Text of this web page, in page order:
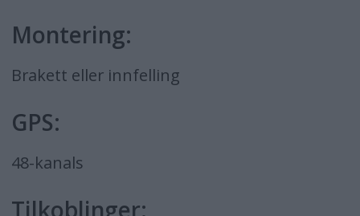
Montering:
Brakett eller innfelling
GPS:
48-kanals
Tilkoblinger: